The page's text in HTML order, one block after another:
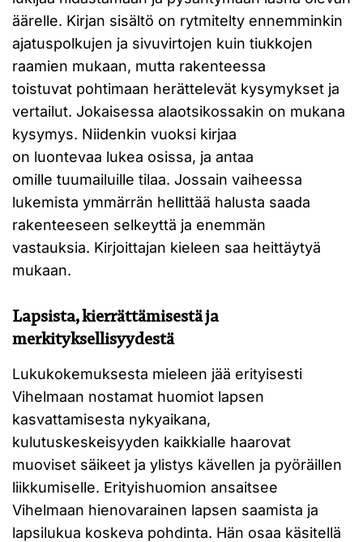
äärelle. Kirjan sisältö on rytmitelty ennemminkin
ajatuspolkujen ja sivuvirtojen kuin tiukkojen
raamien mukaan, mutta rakenteessa
toistuvat pohtimaan herättelevät kysymykset ja
vertailut. Jokaisessa alaotsikossakin on mukana
kysymys. Niidenkin vuoksi kirjaa
on luontevaa lukea osissa, ja antaa
omille tuumailuille tilaa. Jossain vaiheessa
lukemista ymmärrän hellittää halusta saada
rakenteeseen selkeyttä ja enemmän
vastauksia. Kirjoittajan kieleen saa heittäytyä
mukaan.
Lapsista, kierrättämisestä ja
merkityksellisyydestä
Lukukokemuksesta mieleen jää erityisesti
Vihelmaan nostamat huomiot lapsen
kasvattamisesta nykyaikana,
kulutuskeskeisyyden kaikkialle haarovat
muoviset säikeet ja ylistys kävellen ja pyöräillen
liikkumiselle. Erityishuomion ansaitsee
Vihelmaan hienovarainen lapsen saamista ja
lapsilukua koskeva pohdinta. Hän osaa käsitellä